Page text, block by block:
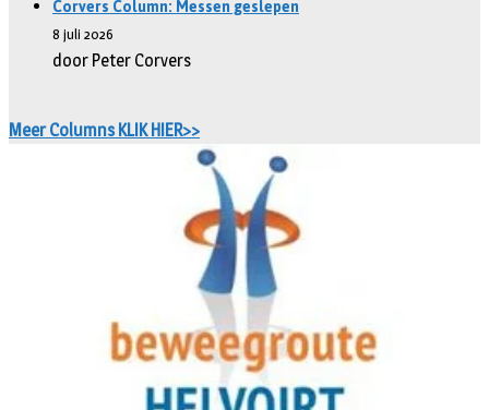
Corvers Column: Messen geslepen
8 juli 2026
door Peter Corvers
Meer Columns KLIK HIER>>